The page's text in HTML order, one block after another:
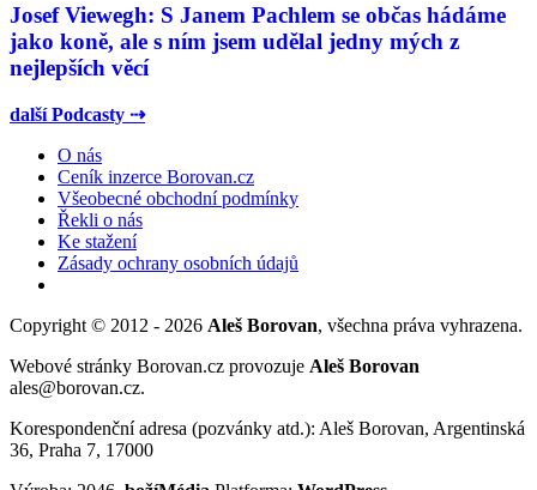
Josef Viewegh: S Janem Pachlem se občas hádáme
jako koně, ale s ním jsem udělal jedny mých z
nejlepších věcí
další Podcasty ⇢
O nás
Ceník inzerce Borovan.cz
Všeobecné obchodní podmínky
Řekli o nás
Ke stažení
Zásady ochrany osobních údajů
Copyright © 2012 - 2026 Aleš Borovan, všechna práva vyhrazena.
Webové stránky Borovan.cz provozuje Aleš Borovan
ales@borovan.cz.
Korespondenční adresa (pozvánky atd.): Aleš Borovan, Argentinská
36, Praha 7, 17000